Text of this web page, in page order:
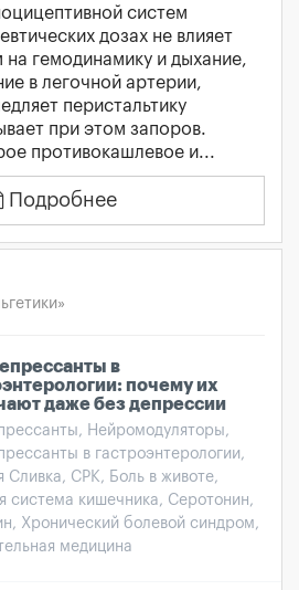
систем
дозах не влияет
гемодинамику и дыхание,
в легочной артерии,
перистальтику
при этом запоров.
противокашлевое и...
Подробнее
в
почему их
даже без депрессии
Нейромодуляторы,
в гастроэнтерологии,
Сливка, СРК, Боль в животе,
система кишечника, Серотонин,
Хронический болевой синдром,
медицина